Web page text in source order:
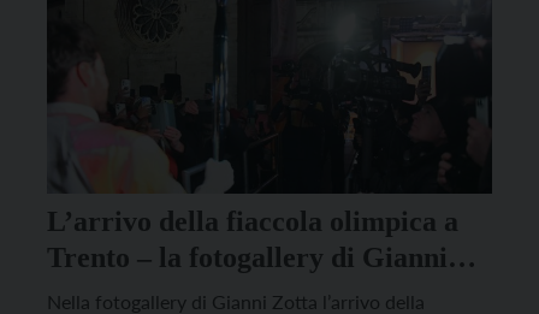
L’arrivo della fiaccola olimpica a
Trento – la fotogallery di Gianni
Zotta
Nella fotogallery di Gianni Zotta l’arrivo della